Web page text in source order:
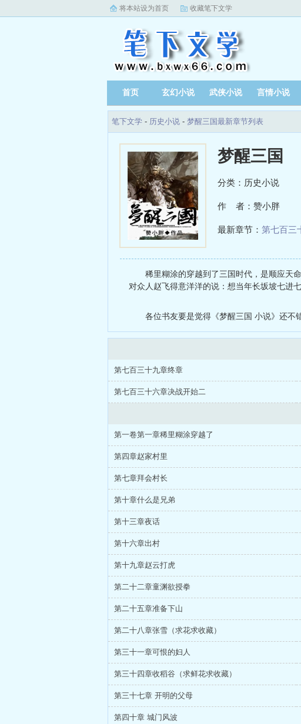
将本站设为首页 收藏笔下文学
首页 玄幻小说 武侠小说 言情小说
笔下文学 - 历史小说 - 梦醒三国最新章节列表
梦醒三国
分类：历史小说
作 者：赞小胖
最新章节： 第七百三
稀里糊涂的穿越到了三国时代，是顺应天
对众人赵飞得意洋洋的说：想当年长坂坡七进
各位书友要是觉得《梦醒三国 小说》还不
第七百三十九章终章
第七百三十六章决战开始二
第一卷第一章稀里糊涂穿越了
第四章赵家村里
第七章拜会村长
第十章什么是兄弟
第十三章夜话
第十六章出村
第十九章赵云打虎
第二十二章童渊欲授拳
第二十五章准备下山
第二十八章张雪（求花求收藏）
第三十一章可恨的妇人
第三十四章收稻谷（求鲜花求收藏）
第三十七章 开明的父母
第四十章 城门风波